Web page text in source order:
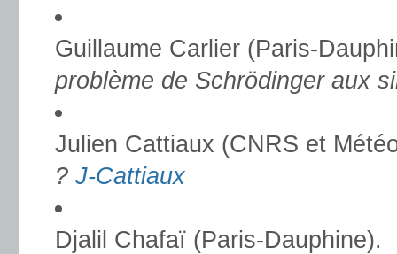
Guillaume Carlier (Paris-
problème de Schrödinger aux
Julien Cattiaux (CNRS et
? J-Cattiaux
Djalil Chafaï (Paris-Dauphine).